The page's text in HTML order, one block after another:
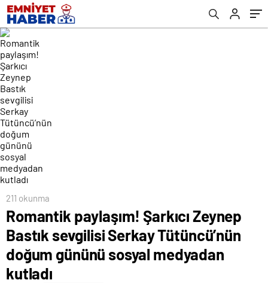
sosyal medyadan kutladı
211 okunma
Romantik paylaşım! Şarkıcı Zeynep
Bastık sevgilisi Serkay Tütüncü’nün
doğum gününü sosyal medyadan
kutladı